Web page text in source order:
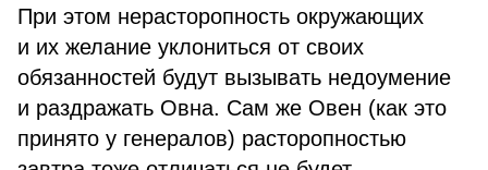
При этом нерасторопность окружающих
и их желание уклониться от своих
обязанностей будут вызывать недоумение
и раздражать Овна. Сам же Овен (как это
принято у генералов) расторопностью